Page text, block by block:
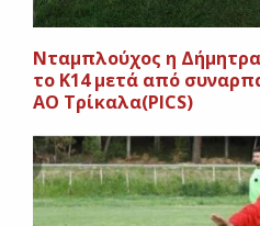
Νταμπλούχος η
το Κ14 μετά από
ΑΟ Τρίκαλα(PICS)